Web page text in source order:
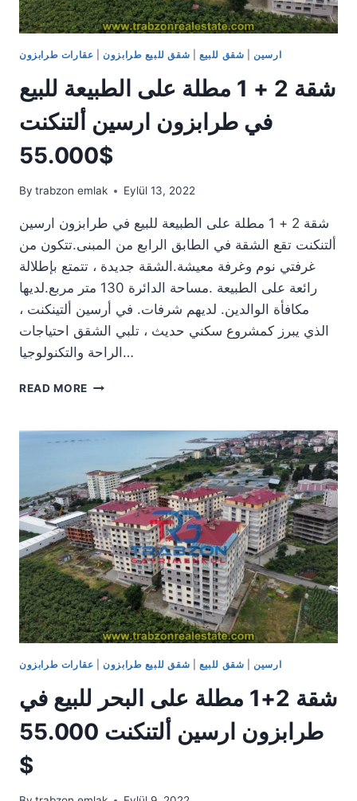
تبدأ
من
$
ارسين شقق للبيع شقق للبيع طرابزون| عقارات طرابزون
شقة 2 + 1 مطلة على الطبيعة للبيع
في طرابزون ارسين ألتنكنت
55.000$
By trabzon emlak Eylül 13, 2022
شقة 2 + 1 مطلة على الطبيعة للبيع في طرابزون ارسين
ألتنكنت تقع الشقة في الطابق الرابع من المبنى.تتكون من
غرفتي نوم وغرفة معيشة.الشقة جديدة ، تتمتع بإطلالة
رائعة على الطبيعة .مساحة الدائرة 130 متر مربع.لديها
مكافأة الوالدين. لديهم شرفات. في أرسين ألتينكنت ،
الذي يبرز كمشروع سكني حديث ، تلبي الشقق احتياجات
الراحة والتكنولوجيا…
READ MORE شقة
1
على
الطبيعة
للبيع
في
طرابزون
ارسين
ألتنكنت
55.000$
ارسين شقق للبيع شقق للبيع طرابزون| عقارات طرابزون
شقة 2+1 مطلة على البحر للبيع في
طرابزون ارسين ألتنكنت 55.000
$